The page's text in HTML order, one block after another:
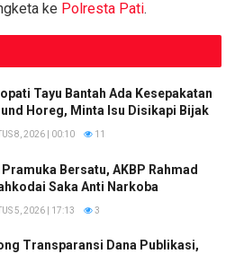
ke Polresta Pati.
Tayu Bantah Ada Kesepakatan
Horeg, Minta Isu Disikapi Bijak
8, 2026 | 00:10 11
Pramuka Bersatu, AKBP Rahmad
Saka Anti Narkoba
5, 2026 | 17:13 3
Transparansi Dana Publikasi,